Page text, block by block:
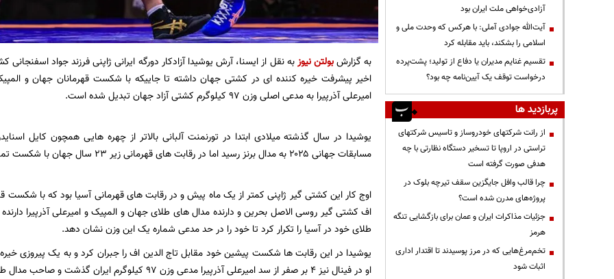
به گزارشبولتن نیوزبه نقل از ایسنا، آرش یوشیدا آزادکار دورگه ایرانی ژاپنی فرزند جواد
اخیر پیشرفت خیره کننده ای در کشتی جهان داشته تا جاییکه با شکست قهرمانان جهان و
امیرعلی آذرپیرا به مدعی اصلی وزن ۹۷ کیلوگرم کشتی آزاد جهان تبدیل شده است.
یوشیدا در سال گذشته میلادی ابتدا در تورنمنت آلبانی بالاتر از چهره هایی همچون کایل
مسابقات جهانی ۲۰۲۵ به مدال برنز رسید اما در رقابت های قهرمانی زیر ۲۳ سال جهان با شکست تمامی رقبای خود صاحب مدال طلا شد.
اوج کار این کشتی گیر ژاپنی کمتر از یک ماه پیش و در رقابت های قهرمانی آسیا بود که با
اف کشتی گیر روسی الاصل بحرین و دارنده مدال های طلای جهان و المپیک و امیرعلی آذرپیرا
طلای خود در آسیا را تکرار کرد تا خود را در حد مدعی شماره یک این وزن نشان دهد.
او در فینال نیز ۴ بر صفر از سد امیرعلی آذرپیرا مدعی وزن ۹۷ کیلوگرم ایران گذشت و صاحب مدال طلای آسیا شد.
آزادی‌خواهی ملت ایران بود
آیت‌الله جوادی آملی: با هرکس که وحدت ملی و
اسلامی را بشکند، باید مقابله کرد
تقسیم غنایم مدیران یا دفاع از تولید؛ پشت‌پرده
درخواست توقف یک آیین‌نامه چه بود؟
پربازدید ها
از رانت‌ شرکتهای خودروساز و تاسیس شرکتهای
تراستی در اروپا تا تسخیر دستگاه نظارتی با چه
هدفی صورت گرفته است
چرا قالب وافل جایگزین سقف تیرچه بلوک در
پروژه‌های مدرن شده است؟
جزئیات مذاکرات ایران و عمان برای بازگشایی تنگه
هرمز
تخم‌مرغ‌هایی که در مرز پوسیدند تا اقتدار اداری
اثبات شود